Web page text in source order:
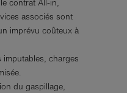
contrat All-in,
associés sont
imprévu coûteux à
imputables, charges
du gaspillage,